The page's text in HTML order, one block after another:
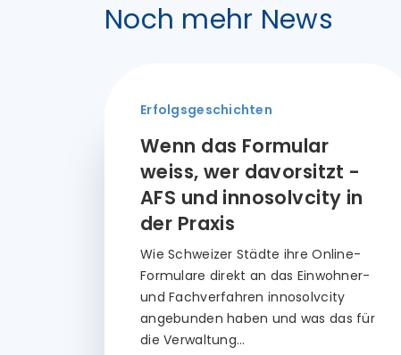
Noch mehr News
Erfolgsgeschichten
Wenn das Formular
weiss, wer davorsitzt -
AFS und innosolvcity in
der Praxis
Wie Schweizer Städte ihre Online-
Formulare direkt an das Einwohner-
und Fachverfahren innosolvcity
angebunden haben und was das für
die Verwaltung…